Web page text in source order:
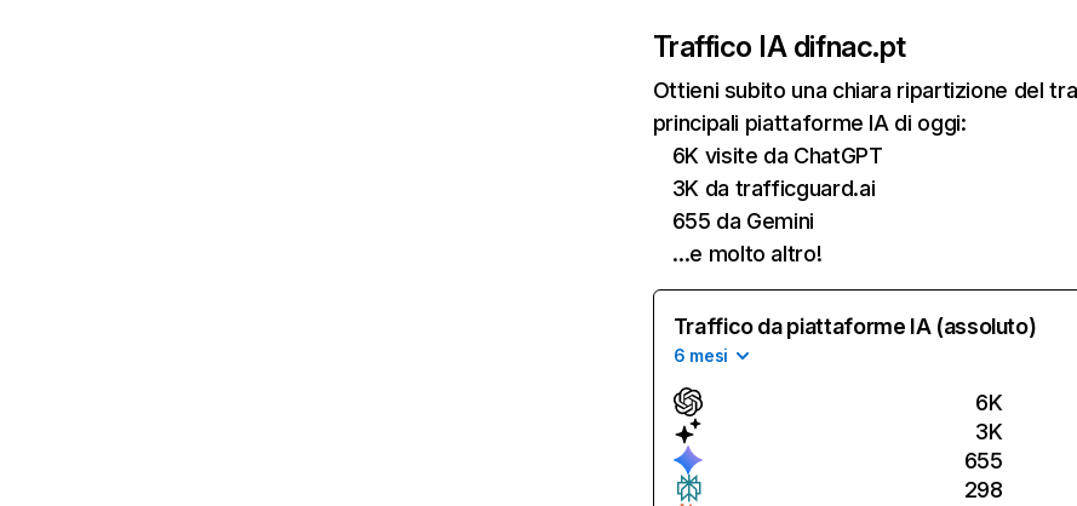
Traffico IA difnac.pt
Ottieni subito una chiara ripartizione del
principali piattaforme IA di oggi:
6K visite da ChatGPT
3K da trafficguard.ai
655 da Gemini
…e molto altro!
Traffico da piattaforme IA (assoluto)
6 mesi
6K
3K
655
298